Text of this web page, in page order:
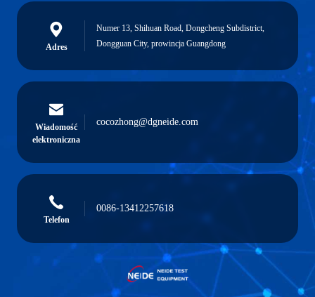
Adres
Numer 13, Shihuan Road, Dongcheng Subdistrict,
Dongguan City, prowincja Guangdong
Wiadomość
elektroniczna
cocozhong@dgneide.com
Telefon
0086-13412257618